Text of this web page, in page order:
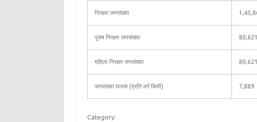
निरक्षर जनसंख्या
पुरुष निरक्षर जनसंख्या 80,621
महिला निरक्षर जनसंख्या 80,621
जनसंख्या घनत्व (प्रति वर्ग किमी) 7,889
Category: